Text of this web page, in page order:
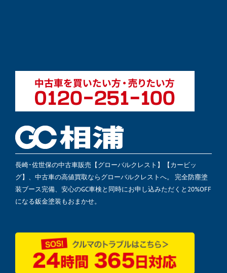
長崎･佐世保の中古車販売【グローバルクレスト】【カービッ
グ】、中古車の高値買取ならグローバルクレストへ。 完全防塵塗
装ブース完備、安心のGC車検と同時にお申し込みただくと20%OFF
になる鈑金塗装もおまかせ。